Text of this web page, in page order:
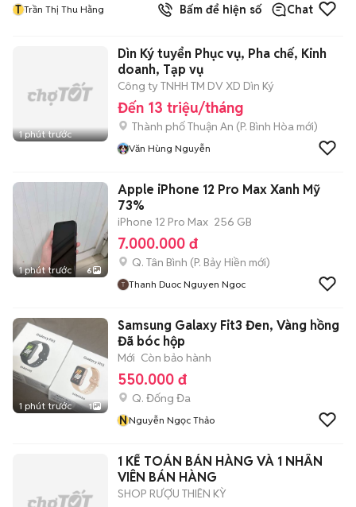
T Trần Thị Thu Hằng Bấm để hiện số Chat
1 phút trước
Dìn Ký tuyển Phục vụ, Pha chế, Kinh
doanh, Tạp vụ
Công ty TNHH TM DV XD Dìn Ký
Đến 13 triệu/tháng
Thành phố Thuận An (P. Bình Hòa mới)
Văn Hùng Nguyễn
1 phút trước 6
Apple iPhone 12 Pro Max Xanh Mỹ
73%
iPhone 12 Pro Max 256 GB
7.000.000 đ
Q. Tân Bình (P. Bảy Hiền mới)
Thanh Duoc Nguyen Ngoc
1 phút trước 1
Samsung Galaxy Fit3 Đen, Vàng hồng
Đã bóc hộp
Mới Còn bảo hành
550.000 đ
Q. Đống Đa
NNguyễn Ngọc Thảo
1 KẾ TOÁN BÁN HÀNG VÀ 1 NHÂN
VIÊN BÁN HÀNG
SHOP RƯỢU THIÊN KỲ